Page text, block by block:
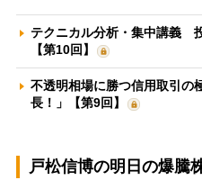
テクニカル分析・集中講義
【第10回】
不透明相場に勝つ信用取引
長！」【第9回】
戸松信博の明日の爆騰